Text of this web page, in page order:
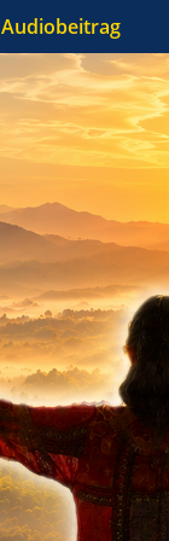
Audiobeitrag